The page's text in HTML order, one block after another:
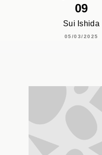
09
Sui Ishida
05/03/2025